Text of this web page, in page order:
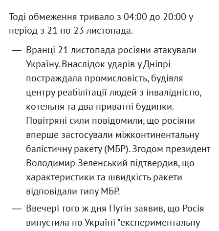
Тоді обмеження тривало з 04:00 до 20:00 у
період з 21 по 23 листопада.
Вранці 21 листопада росіяни атакували
Україну. Внаслідок ударів у Дніпрі
постраждала промисловість, будівля
центру реабілітації людей з інвалідністю,
котельня та два приватні будинки.
Повітряні сили повідомили, що росіяни
вперше застосували міжконтинентальну
балістичну ракету (МБР). Згодом президент
Володимир Зеленський підтвердив, що
характеристики та швидкість ракети
відповідали типу МБР.
Ввечері того ж дня Путін заявив, що Росія
випустила по Україні "експериментальну